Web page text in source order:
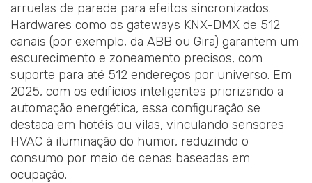
arruelas de parede para efeitos sincronizados.
Hardwares como os gateways KNX-DMX de 512
canais (por exemplo, da ABB ou Gira) garantem um
escurecimento e zoneamento precisos, com
suporte para até 512 endereços por universo. Em
2025, com os edifícios inteligentes priorizando a
automação energética, essa configuração se
destaca em hotéis ou vilas, vinculando sensores
HVAC à iluminação do humor, reduzindo o
consumo por meio de cenas baseadas em
ocupação.